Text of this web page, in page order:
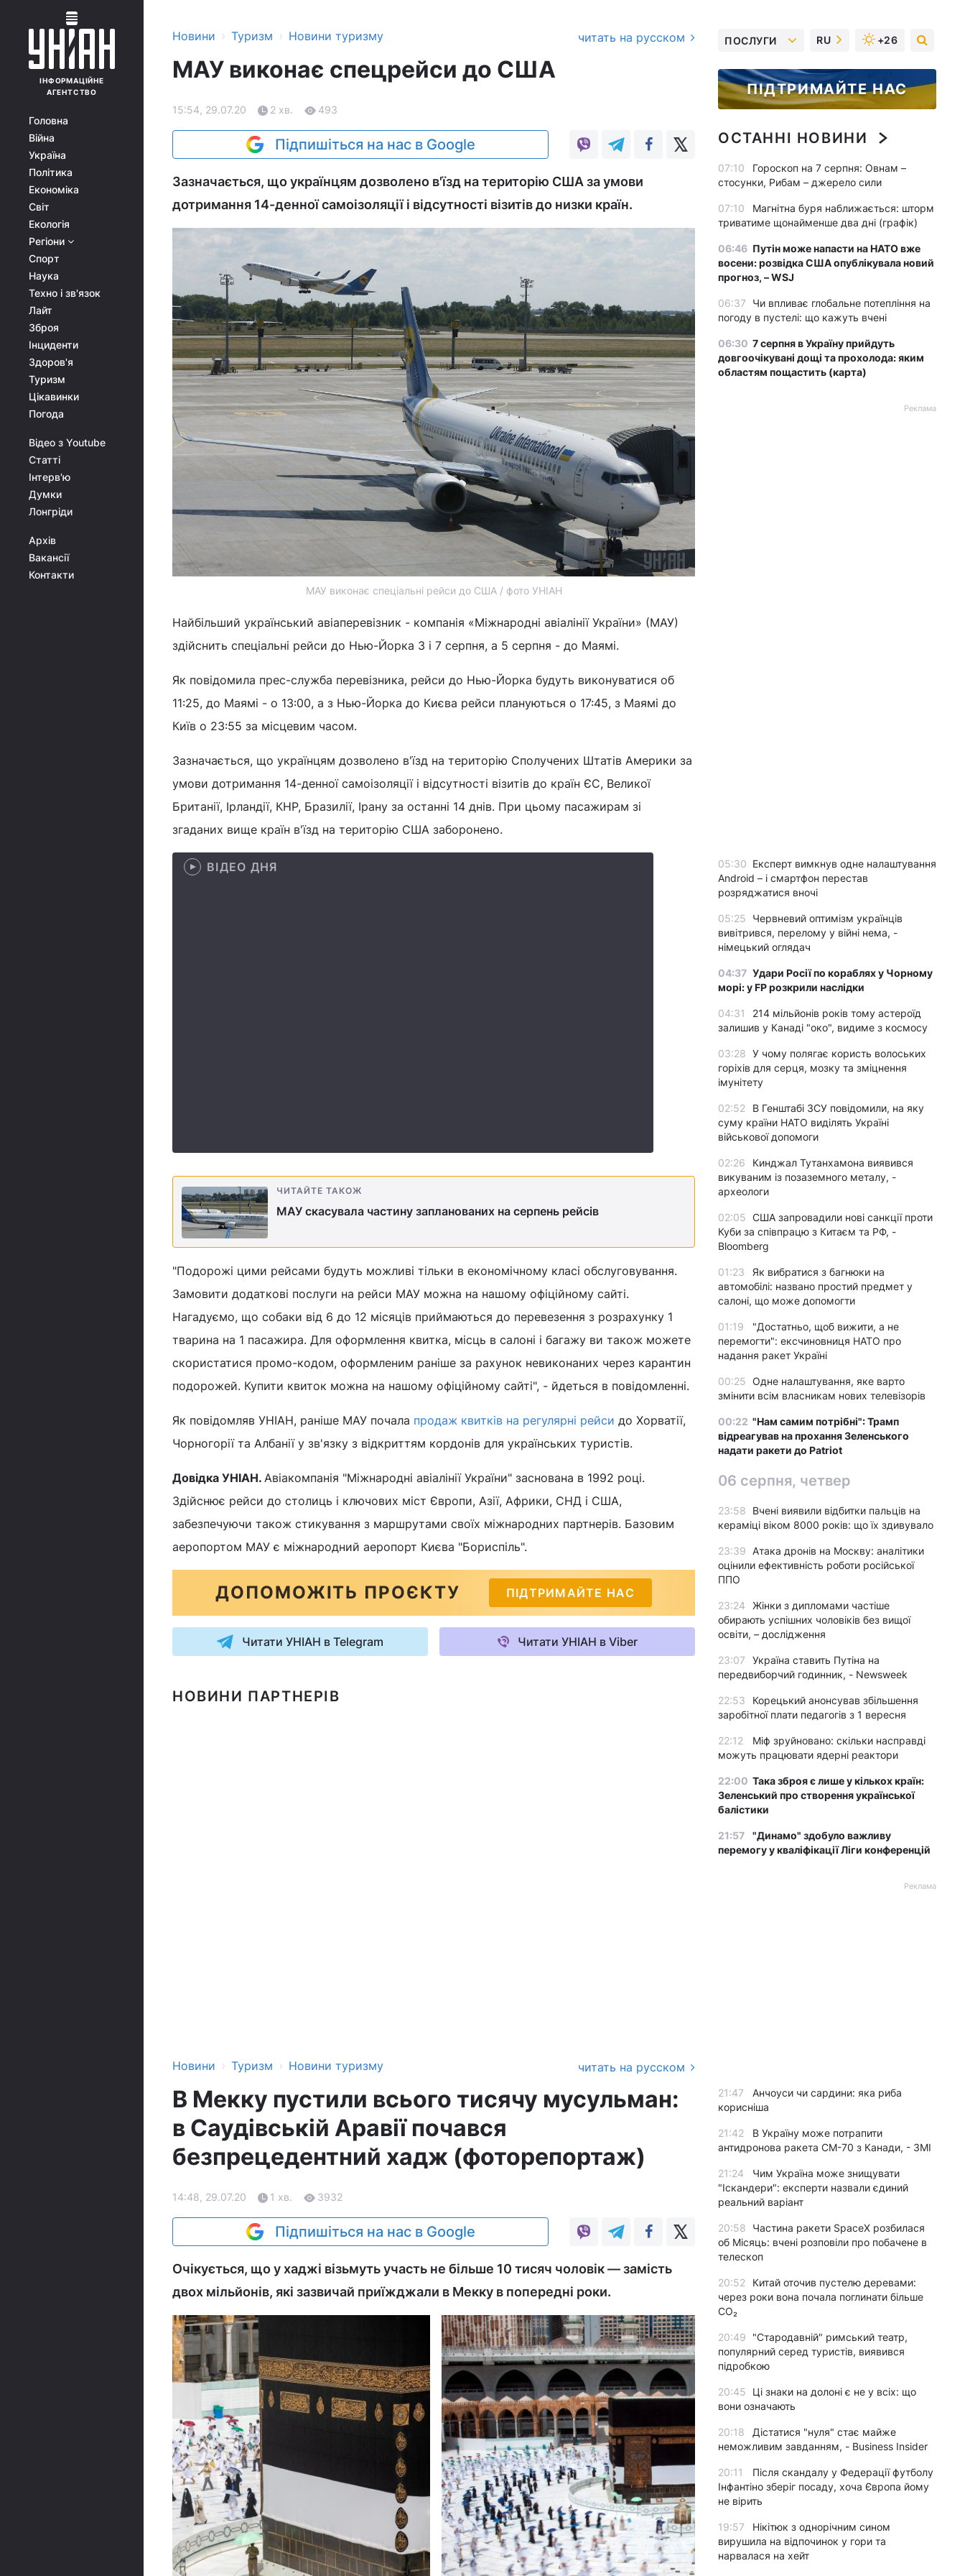
ІНФОРМАЦІЙНЕ
АГЕНТСТВО
Головна
Війна
Україна
Політика
Економіка
Світ
Екологія
Регіони
Спорт
Наука
Техно і зв'язок
Лайт
Зброя
Інциденти
Здоров'я
Туризм
Цікавинки
Погода
Відео з Youtube
Статті
Інтерв'ю
Думки
Лонгріди
Архів
Вакансії
Контакти
Новини › Туризм › Новини туризму читать на русском
МАУ виконає спецрейси до США
15:54, 29.07.20 2 хв. 493
Підпишіться на нас в Google
Зазначається, що українцям дозволено в'їзд на територію США за умови
дотримання 14-денної самоізоляції і відсутності візитів до низки країн.
МАУ виконає спеціальні рейси до США / фото УНІАН
Найбільший український авіаперевізник - компанія «Міжнародні авіалінії України» (МАУ)
здійснить спеціальні рейси до Нью-Йорка 3 і 7 серпня, а 5 серпня - до Маямі.
Як повідомила прес-служба перевізника, рейси до Нью-Йорка будуть виконуватися об
11:25, до Маямі - о 13:00, а з Нью-Йорка до Києва рейси плануються о 17:45, з Маямі до
Київ о 23:55 за місцевим часом.
Зазначається, що українцям дозволено в'їзд на територію Сполучених Штатів Америки за
умови дотримання 14-денної самоізоляції і відсутності візитів до країн ЄС, Великої
Британії, Ірландії, КНР, Бразилії, Ірану за останні 14 днів. При цьому пасажирам зі
згаданих вище країн в'їзд на територію США заборонено.
ВІДЕО ДНЯ
ЧИТАЙТЕ ТАКОЖ
МАУ скасувала частину запланованих на серпень рейсів
"Подорожі цими рейсами будуть можливі тільки в економічному класі обслуговування.
Замовити додаткові послуги на рейси МАУ можна на нашому офіційному сайті.
Нагадуємо, що собаки від 6 до 12 місяців приймаються до перевезення з розрахунку 1
тварина на 1 пасажира. Для оформлення квитка, місць в салоні і багажу ви також можете
скористатися промо-кодом, оформленим раніше за рахунок невиконаних через карантин
подорожей. Купити квиток можна на нашому офіційному сайті", - йдеться в повідомленні.
Як повідомляв УНІАН, раніше МАУ почала продаж квитків на регулярні рейси до Хорватії,
Чорногорії та Албанії у зв'язку з відкриттям кордонів для українських туристів.
Довідка УНІАН. Авіакомпанія "Міжнародні авіалінії України" заснована в 1992 році.
Здійснює рейси до столиць і ключових міст Європи, Азії, Африки, СНД і США,
забезпечуючи також стикування з маршрутами своїх міжнародних партнерів. Базовим
аеропортом МАУ є міжнародний аеропорт Києва "Бориспіль".
ДОПОМОЖІТЬ ПРОЄКТУ ПІДТРИМАЙТЕ НАС
Читати УНІАН в Telegram Читати УНІАН в Viber
НОВИНИ ПАРТНЕРІВ
Новини › Туризм › Новини туризму читать на русском
В Мекку пустили всього тисячу мусульман:
в Саудівській Аравії почався
безпрецедентний хадж (фоторепортаж)
14:48, 29.07.20 1 хв. 3932
Підпишіться на нас в Google
Очікується, що у хаджі візьмуть участь не більше 10 тисяч чоловік — замість
двох мільйонів, які зазвичай приїжджали в Мекку в попередні роки.
ПОСЛУГИ RU +26
ПІДТРИМАЙТЕ НАС
ОСТАННІ НОВИНИ
07:10
Гороскоп на 7 серпня: Овнам –
стосунки, Рибам – джерело сили
07:10
Магнітна буря наближається: шторм
триватиме щонайменше два дні (графік)
06:46 Путін може напасти на НАТО вже
восени: розвідка США опублікувала новий
прогноз, – WSJ
06:37
Чи впливає глобальне потепління на
погоду в пустелі: що кажуть вчені
06:30 7 серпня в Україну прийдуть
довгоочікувані дощі та прохолода: яким
областям пощастить (карта)
Реклама
05:30 Експерт вимкнув одне налаштування
Android – і смартфон перестав
розряджатися вночі
05:25
Червневий оптимізм українців
вивітрився, перелому у війні нема, -
німецький оглядач
04:37 Удари Росії по кораблях у Чорному
морі: у FP розкрили наслідки
04:31
214 мільйонів років тому астероїд
залишив у Канаді "око", видиме з космосу
03:28 У чому полягає користь волоських
горіхів для серця, мозку та зміцнення
імунітету
02:52
В Генштабі ЗСУ повідомили, на яку
суму країни НАТО виділять Україні
військової допомоги
02:26
Кинджал Тутанхамона виявився
викуваним із позаземного металу, -
археологи
02:05 США запровадили нові санкції проти
Куби за співпрацю з Китаєм та РФ, -
Bloomberg
01:23
Як вибратися з багнюки на
автомобілі: названо простий предмет у
салоні, що може допомогти
01:19
"Достатньо, щоб вижити, а не
перемогти": ексчиновниця НАТО про
надання ракет Україні
00:25 Одне налаштування, яке варто
змінити всім власникам нових телевізорів
00:22 "Нам самим потрібні": Трамп
відреагував на прохання Зеленського
надати ракети до Patriot
06 серпня, четвер
23:58
Вчені виявили відбитки пальців на
кераміці віком 8000 років: що їх здивувало
23:39
Атака дронів на Москву: аналітики
оцінили ефективність роботи російської
ППО
23:24
Жінки з дипломами частіше
обирають успішних чоловіків без вищої
освіти, – дослідження
23:07
Україна ставить Путіна на
передвиборчий годинник, - Newsweek
22:53
Корецький анонсував збільшення
заробітної плати педагогів з 1 вересня
22:12
Міф зруйновано: скільки насправді
можуть працювати ядерні реактори
22:00 Така зброя є лише у кількох країн:
Зеленський про створення української
балістики
21:57
"Динамо" здобуло важливу
перемогу у кваліфікації Ліги конференцій
Реклама
21:47
Анчоуси чи сардини: яка риба
корисніша
21:42
В Україну може потрапити
антидронова ракета CM-70 з Канади, - ЗМІ
21:24
Чим Україна може знищувати
"Іскандери": експерти назвали єдиний
реальний варіант
20:58
Частина ракети SpaceX розбилася
об Місяць: вчені розповіли про побачене в
телескоп
20:52
Китай оточив пустелю деревами:
через роки вона почала поглинати більше
CO₂
20:49
"Стародавній" римський театр,
популярний серед туристів, виявився
підробкою
20:45
Ці знаки на долоні є не у всіх: що
вони означають
20:18
Дістатися "нуля" стає майже
неможливим завданням, - Business Insider
20:11
Після скандалу у Федерації футболу
Інфантіно зберіг посаду, хоча Європа йому
не вірить
19:57
Нікітюк з однорічним сином
вирушила на відпочинок у гори та
нарвалася на хейт